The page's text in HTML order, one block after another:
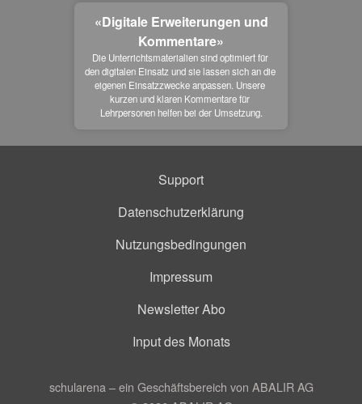
«Digitale Erweiterungen und
Kommentare»
Die Unterrichtsmaterialien sind optimiert für
den digitalen Einsatz und sie lassen sich an die
eigenen Einsatzzwecke anpassen. Unsere
kurzen und klaren Kommentare für
Lehrpersonen helfen bei der Umsetzung.
Support
Datenschutzerklärung
Nutzungsbedingungen
Impressum
Newsletter Abo
Input des Monats
schularena – ein Geschäftsbereich von ABALIR AG